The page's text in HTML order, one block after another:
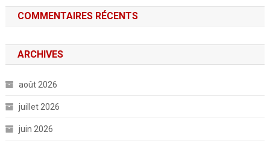
COMMENTAIRES RÉCENTS
ARCHIVES
août 2026
juillet 2026
juin 2026